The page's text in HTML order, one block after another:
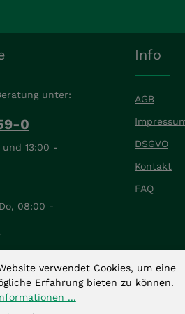
unter:
0
und 13:00 -
08:00 -
.
Info
AGB
DSGVO
Kontakt
FAQ
verwendet Cookies, um eine
Erfahrung bieten zu können.
...